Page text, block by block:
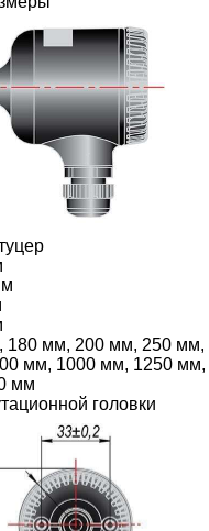
180 мм, 200 мм, 250 мм,
мм, 1000 мм, 1250 мм,
мм
головки